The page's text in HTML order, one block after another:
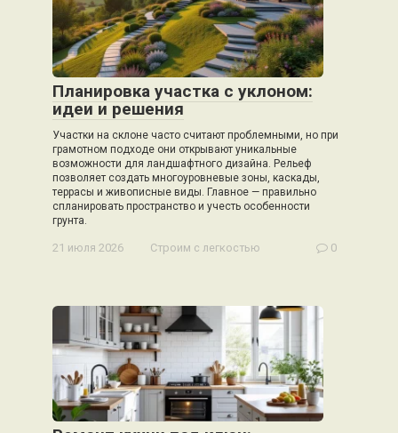
Планировка участка с уклоном:
идеи и решения
Участки на склоне часто считают проблемными, но при
грамотном подходе они открывают уникальные
возможности для ландшафтного дизайна. Рельеф
позволяет создать многоуровневые зоны, каскады,
террасы и живописные виды. Главное — правильно
спланировать пространство и учесть особенности
грунта.
21 июля 2026 Строим с легкостью 0